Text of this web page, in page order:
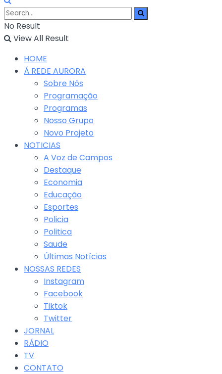
No Result
View All Result
HOME
Á REDE AURORA
Sobre Nós
Programação
Programas
Nosso Grupo
Novo Projeto
NOTICIAS
A Voz de Campos
Destaque
Economia
Educação
Esportes
Policia
Politica
Saude
Últimas Notícias
NOSSAS REDES
Instagram
Facebook
Tiktok
Twitter
JORNAL
RÁDIO
TV
CONTATO